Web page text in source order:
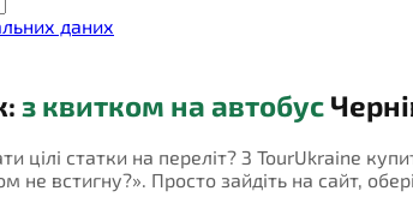
даних
з квитком на автобус
цілі статки на переліт? З TourUkraine
не встигну?». Просто зайдіть на сайт,